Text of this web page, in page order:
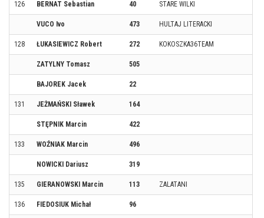
126 BERNAT Sebastian 40 STARE WILKI
VUCO Ivo 473 HULTAJ LITERACKI
128 ŁUKASIEWICZ Robert 272 KOKOSZKA36TEAM
ZATYLNY Tomasz 505
BAJOREK Jacek 22
131 JEŻMAŃSKI Sławek 164
STĘPNIK Marcin 422
133 WOŹNIAK Marcin 496
NOWICKI Dariusz 319
135 GIERANOWSKI Marcin 113 ZALATANI
136 FIEDOSIUK Michał 96